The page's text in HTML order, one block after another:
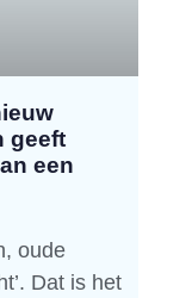
geeft
een
oude
Dat is het